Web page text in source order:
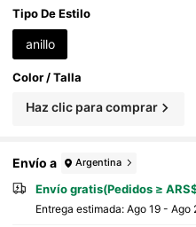
Tipo De Estilo
anillo
Color / Talla
Haz clic para comprar
Envío a Argentina
Envío gratis(Pedidos ≥
Entrega estimada: Ago 19 - Ago